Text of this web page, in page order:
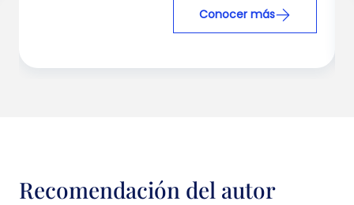
Conocer más
Recomendación del autor